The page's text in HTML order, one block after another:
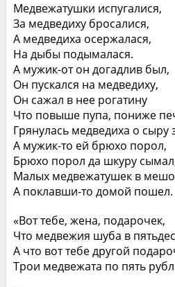
Медвежатушки испугалися,
За медведиху бросалися,
А медведиха осержалася,
На дыбы подымалася.
А мужик-от он догадлив был,
Он пускался на медведиху,
Он сажал в нее рогатину
Что повыше пупа, пониже
Грянулась медведиха о сыру
А мужик-то ей брюхо порол,
Брюхо порол да шкуру
Малых медвежатушек в
А поклавши-то домой пошел.
«Вот тебе, жена, подарочек,
Что медвежия шуба в
А что вот тебе другой
Трои медвежата по пять